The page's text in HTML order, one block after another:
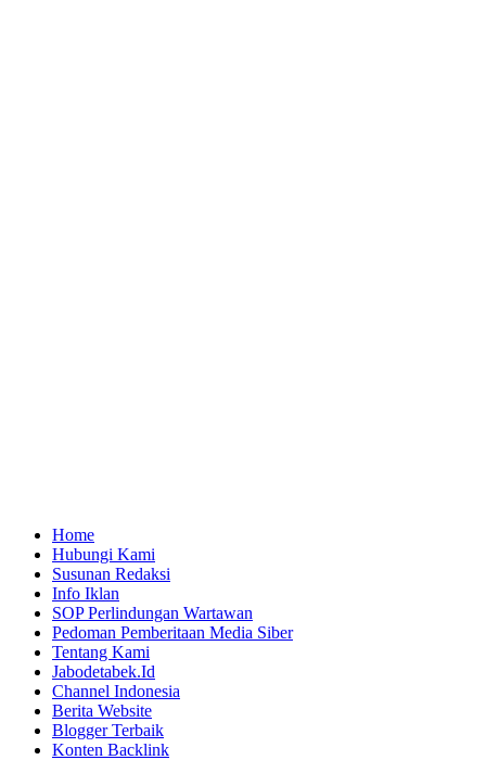
Home
Hubungi Kami
Susunan Redaksi
Info Iklan
SOP Perlindungan Wartawan
Pedoman Pemberitaan Media Siber
Tentang Kami
Jabodetabek.Id
Channel Indonesia
Berita Website
Blogger Terbaik
Konten Backlink